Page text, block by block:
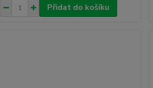
Přidat do košíku